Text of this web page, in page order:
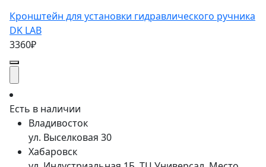
Кронштейн для установки гидравлического ручника
DK LAB
3360₽
Есть в наличии
Владивосток
ул. Выселковая 30
Хабаровск